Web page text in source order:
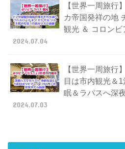
【世界一周旅行
カ帝国発祥の地
観光 ＆ コロンビ
2024.07.04
【世界一周旅行
目は市内観光＆
眠＆ラパスへ深
2024.07.03